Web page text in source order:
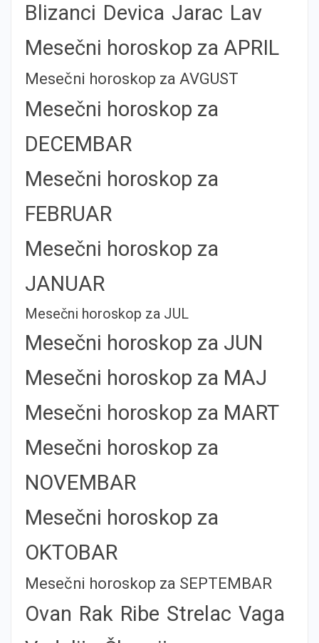
Blizanci Devica Jarac Lav
Mesečni horoskop za APRIL
Mesečni horoskop za AVGUST
Mesečni horoskop za
DECEMBAR
Mesečni horoskop za
FEBRUAR
Mesečni horoskop za
JANUAR
Mesečni horoskop za JUL
Mesečni horoskop za JUN
Mesečni horoskop za MAJ
Mesečni horoskop za MART
Mesečni horoskop za
NOVEMBAR
Mesečni horoskop za
OKTOBAR
Mesečni horoskop za SEPTEMBAR
Ovan Rak Ribe Strelac Vaga